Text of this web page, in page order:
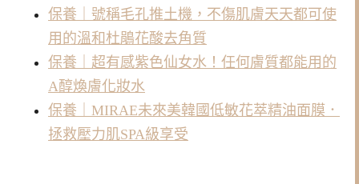
保養｜號稱毛孔推土機，不傷肌膚天天都可使
用的溫和杜鵑花酸去角質
保養｜超有感紫色仙女水！任何膚質都能用的
A醇煥膚化妝水
保養｜MIRAE未來美韓國低敏花萃精油面膜．
拯救壓力肌SPA級享受